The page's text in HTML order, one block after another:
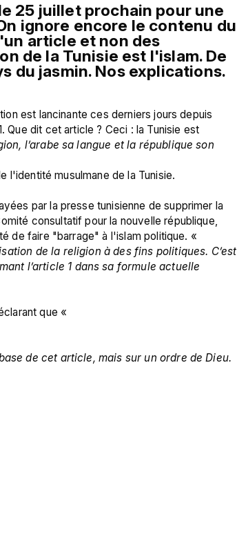
25 juillet prochain pour une
ignore encore le contenu du
article et non des
de la Tunisie est l'islam. De
du jasmin. Nos explications.
est lancinante ces derniers jours depuis
dit cet article ? Ceci : la Tunisie est
l'identité musulmane de la Tunisie.
par la presse tunisienne de supprimer la
consultatif pour la nouvelle république,
de faire "barrage" à l'islam politique. «
de la religion à des fins politiques. C’est
l’article 1 dans sa formule actuelle
que «
de cet article, mais sur un ordre de Dieu.